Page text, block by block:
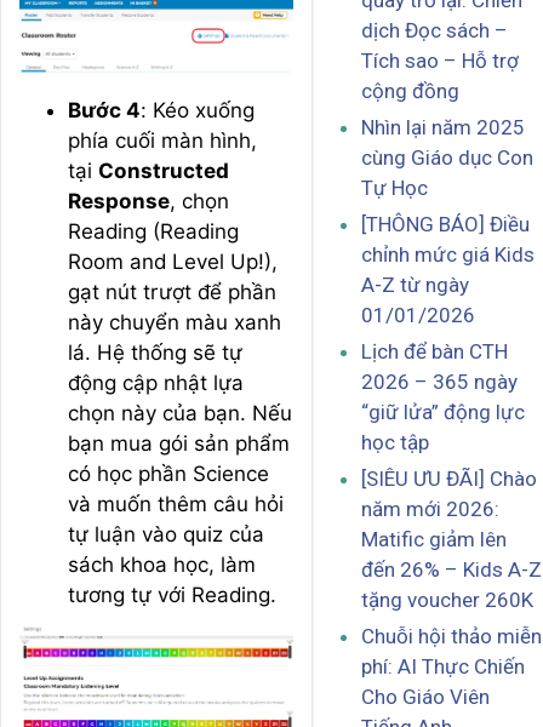
Bước 4: Kéo xuống
phía cuối màn hình,
tại Constructed
Response, chọn
Reading (Reading
Room and Level Up!),
gạt nút trượt để phần
này chuyển màu xanh
lá. Hệ thống sẽ tự
động cập nhật lựa
chọn này của bạn. Nếu
bạn mua gói sản phẩm
có học phần Science
và muốn thêm câu hỏi
tự luận vào quiz của
sách khoa học, làm
tương tự với Reading.
dịch Đọc sách –
Tích sao – Hỗ trợ
cộng đồng
Nhìn lại năm 2025
cùng Giáo dục Con
Tự Học
[THÔNG BÁO] Điều
chỉnh mức giá Kids
A-Z từ ngày
01/01/2026
Lịch để bàn CTH
2026 – 365 ngày
“giữ lửa” động lực
học tập
[SIÊU ƯU ĐÃI] Chào
năm mới 2026:
Matific giảm lên
đến 26% – Kids A-Z
tặng voucher 260K
Chuỗi hội thảo miễn
phí: AI Thực Chiến
Cho Giáo Viên